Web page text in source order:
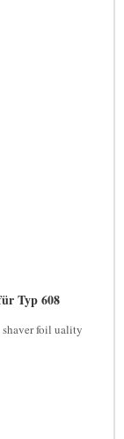
Lloyds Rasierer Scherfolie /Scherblatt passend für Typ 608
foil uality